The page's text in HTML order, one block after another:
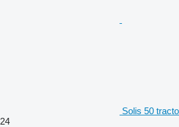
Solis 50
24